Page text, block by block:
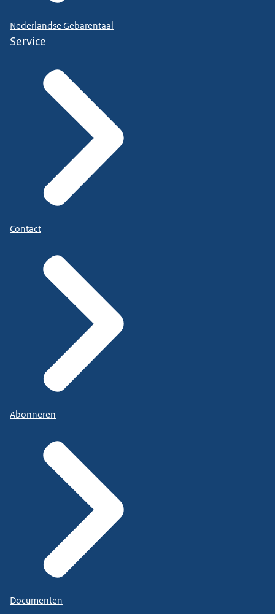
Nederlandse Gebarentaal
Service
Contact
Abonneren
Documenten